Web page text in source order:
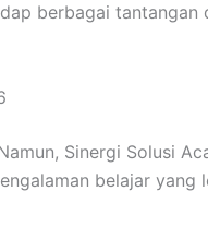
berbagai tantangan
Sinergi Solusi
belajar yang